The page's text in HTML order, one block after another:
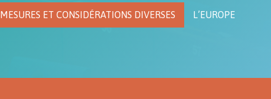
MESURES ET CONSIDÉRATIONS DIVERSES L’EUROPE